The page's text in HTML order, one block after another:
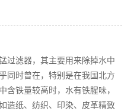
过滤器，其主要用来除掉水中
同时曾在，特别是在我国北方
铁量较高时，水有铁腥味，
造纸、纺织、印染、皮革精致